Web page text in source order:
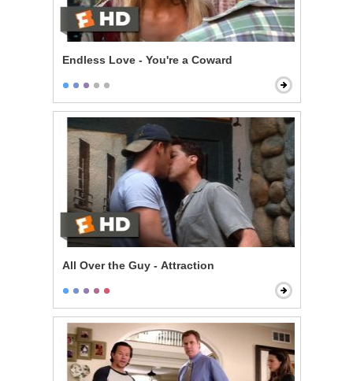
Endless Love - You're a Coward
All Over the Guy - Attraction